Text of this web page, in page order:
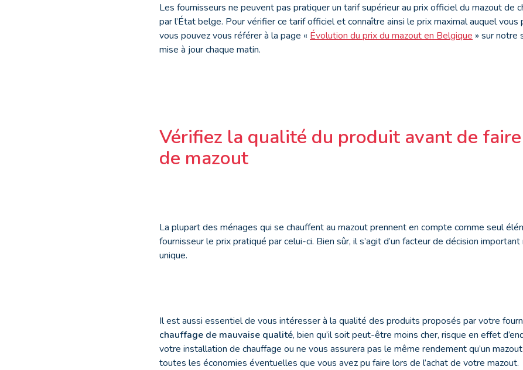
Les fournisseurs ne peuvent pas pratiquer un tarif supérieur au prix officiel du mazout de
par l’État belge. Pour vérifier ce tarif officiel et connaître ainsi le prix maximal auquel vous
vous pouvez vous référer à la page « Évolution du prix du mazout en Belgique » sur notre
mise à jour chaque matin.
Vérifiez la qualité du produit avant de
de mazout
La plupart des ménages qui se chauffent au mazout prennent en compte comme seul
fournisseur le prix pratiqué par celui-ci. Bien sûr, il s’agit d’un facteur de décision
unique.
Il est aussi essentiel de vous intéresser à la qualité des produits proposés par votre
chauffage de mauvaise qualité, bien qu’il soit peut-être moins cher, risque en effet
votre installation de chauffage ou ne vous assurera pas le même rendement qu’un
toutes les économies éventuelles que vous avez pu faire lors de l’achat de votre mazout.